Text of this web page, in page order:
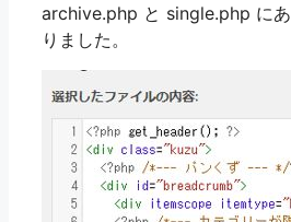
archive.php と single.php にあ
りました。